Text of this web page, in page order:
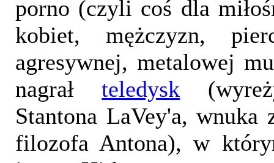
porno (czyli coś dla
kobiet, mężczyzn,
agresywnej, metalowej
nagrałteledysk
Stantona LaVey'a, wnuka
filozofa Antona), w